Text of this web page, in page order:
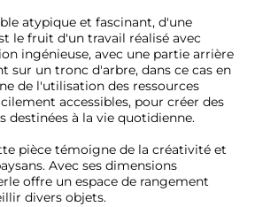
atypique et fascinant, d'une
le fruit d'un travail réalisé avec
ingénieuse, avec une partie arrière
sur un tronc d'arbre, dans ce cas en
de l'utilisation des ressources
accessibles, pour créer des
destinées à la vie quotidienne.
pièce témoigne de la créativité et
Avec ses dimensions
offre un espace de rangement
divers objets.